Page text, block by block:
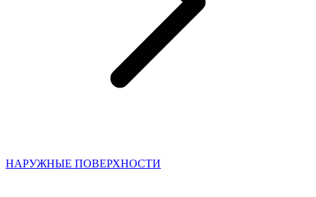
НАРУЖНЫЕ ПОВЕРХНОСТИ